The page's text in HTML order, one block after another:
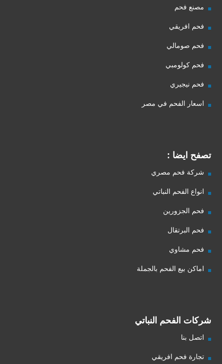
مصنع فحم
فحم افريقي
فحم صومالي
فحم كولومبي
فحم نيجيري
اسعار الفحم في مصر
تصفح ايضا :
شركة فحم مصري
انواع الفحم النباتي
فحم الجزورين
فحم البرتقال
فحم مشاوي
اماكن بيع الفحم بالجملة
شركات الفحم النباتي
اتصل بنا
تجارة فحم افريقي